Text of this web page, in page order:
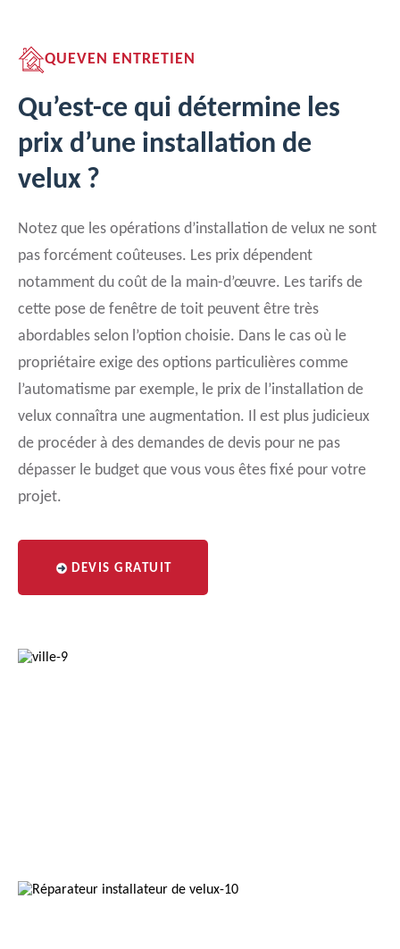
QUEVEN ENTRETIEN
Qu’est-ce qui détermine les
prix d’une installation de
velux ?
Notez que les opérations d’installation de velux ne sont
pas forcément coûteuses. Les prix dépendent
notamment du coût de la main-d’œuvre. Les tarifs de
cette pose de fenêtre de toit peuvent être très
abordables selon l’option choisie. Dans le cas où le
propriétaire exige des options particulières comme
l’automatisme par exemple, le prix de l’installation de
velux connaîtra une augmentation. Il est plus judicieux
de procéder à des demandes de devis pour ne pas
dépasser le budget que vous vous êtes fixé pour votre
projet.
DEVIS GRATUIT